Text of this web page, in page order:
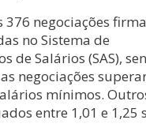
376 negociações
no Sistema de
de Salários (SAS),
negociações
mínimos.
entre 1,01 e 1,25